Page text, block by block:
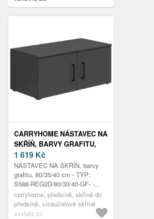
CARRYHOME NÁSTAVEC NA
SKŘÍŇ, BARVY GRAFITU,
80/35/40 CM
1 619 Kč
NÁSTAVEC NA SKŘÍŇ, barvy
grafitu, 80/35/40 cm - TYP:
S588-REG2D/80/30/40-GF- -
FMIX70-KPL01, GRAFIT, 2
DVEŘE, - Š/V/H: CA.
80/35/40CM
carryhome, předsíně, skříně do
předsíně, víceúčelové skříně
xxxlutz.cz